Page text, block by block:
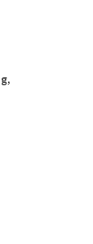
,